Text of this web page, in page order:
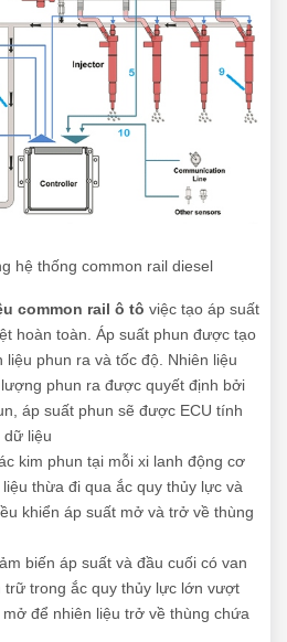
hệ thống common rail diesel
common rail ô tô việc tạo áp suất
hoàn toàn. Áp suất phun được tạo
phun ra và tốc độ. Nhiên liệu
phun ra được quyết định bởi
áp suất phun sẽ được ECU tính
dữ liệu
kim phun tại mỗi xi lanh động cơ
thừa đi qua ắc quy thủy lực và
khiển áp suất mở và trở về thùng
biến áp suất và đầu cuối có van
trữ trong ắc quy thủy lực lớn vượt
để nhiên liệu trở về thùng chứa